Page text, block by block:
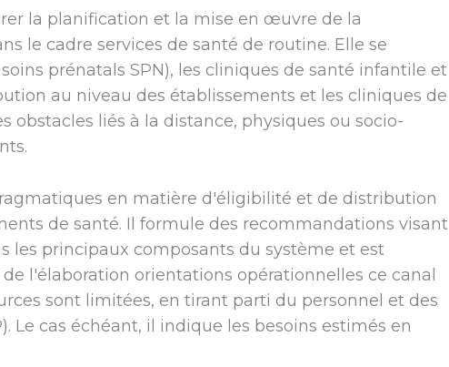
la planification et la mise en œuvre de la
le cadre services de santé de routine. Elle se
prénatals SPN), les cliniques de santé infantile et
au niveau des établissements et les cliniques de
liés à la distance, physiques ou socio-
en matière d'éligibilité et de distribution
de santé. Il formule des recommandations visant
les principaux composants du système et est
l'élaboration orientations opérationnelles ce canal
sont limitées, en tirant parti du personnel et des
Le cas échéant, il indique les besoins estimés en